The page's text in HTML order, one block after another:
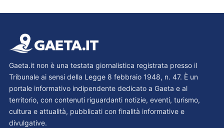
Gaeta.it non è una testata giornalistica registrata presso il
Tribunale ai sensi della Legge 8 febbraio 1948, n. 47. È un
portale informativo indipendente dedicato a Gaeta e al
territorio, con contenuti riguardanti notizie, eventi, turismo,
cultura e attualità, pubblicati con finalità informative e
divulgative.